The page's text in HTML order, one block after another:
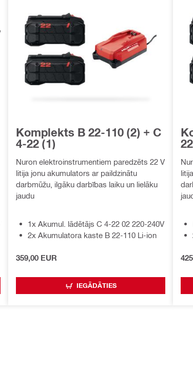
Komplekts B 22-110 (2) + C
4-22 (1)
Nuron elektroinstrumentiem paredzēts 22 V
litija jonu akumulators ar paildzinātu
darbmūžu, ilgāku darbības laiku un lielāku
jaudu
1x Akumul. lādētājs C 4-22 02 220-240V
2x Akumulatora kaste B 22-110 Li-ion
359,00 EUR
IEGĀDĀTIES